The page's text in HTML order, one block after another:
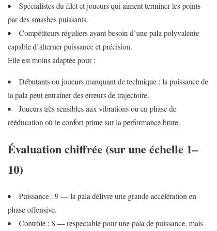
Spécialistes du filet et joueurs qui aiment terminer les points
par des smashes puissants.
Compétiteurs réguliers ayant besoin d’une pala polyvalente
capable d’alterner puissance et précision.
Elle est moins adaptée pour :
Débutants ou joueurs manquant de technique : la puissance de
la pala peut entraîner des erreurs de trajectoire.
Joueurs très sensibles aux vibrations ou en phase de
rééducation où le confort prime sur la performance brute.
Évaluation chiffrée (sur une échelle 1–
10)
Puissance : 9 — la pala délivre une grande accélération en
phase offensive.
Contrôle : 8 — respectable pour une pala de puissance, mais